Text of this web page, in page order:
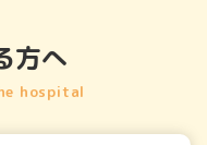
方へ
hospital